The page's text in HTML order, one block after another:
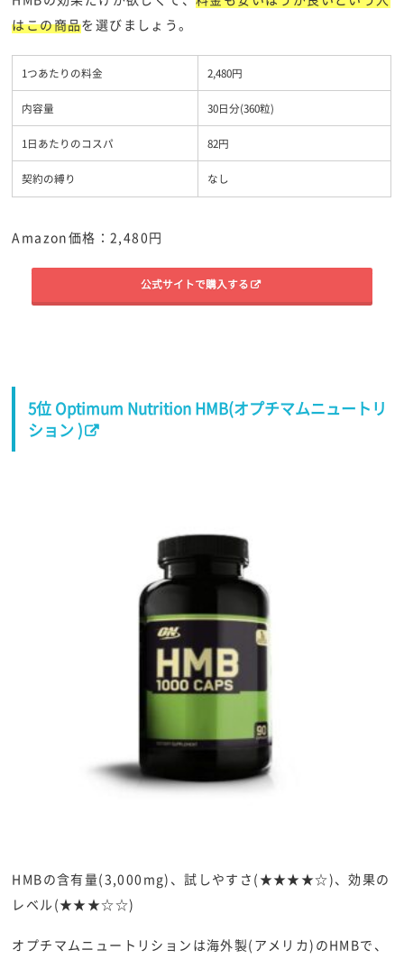
はこの商品を選びましょう。
1つあたりの料金 2,480円
内容量 30日分(360粒)
1日あたりのコスパ 82円
契約の縛り なし
Amazon価格：2,480円
公式サイトで購入する
5位 Optimum Nutrition HMB(オプチマムニュートリ
ション )
HMBの含有量(3,000mg)、試しやすさ(★★★★☆)、効果の
レベル(★★★☆☆)
オプチマムニュートリションは海外製(アメリカ)のHMBで、